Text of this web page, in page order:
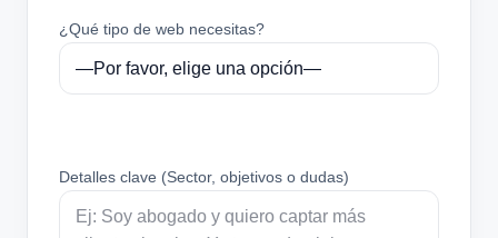
¿Qué tipo de web necesitas?
Detalles clave (Sector, objetivos o dudas)